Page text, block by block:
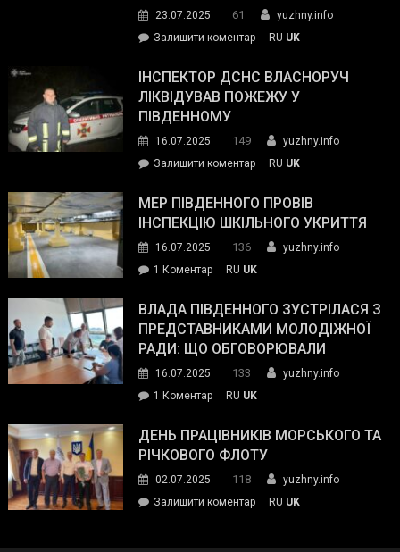
гуманітарну
допомогу
23.07.2025 61
yuzhny.info
Залишити коментарon
провів
нараду
силових
та
органів:
«Наш
спільний
окупанти.
Маємо
діяти
команда
RU UK
ІНСПЕКТОР ДСНС ВЛАСНОРУЧ
ЛІКВІДУВАВ ПОЖЕЖУ У
ПІВДЕННОМУ
16.07.2025 149
yuzhny.info
Залишити коментарon
ДСНС
власноруч
пожежу
у
RU UK
МЕР ПІВДЕННОГО ПРОВІВ
ІНСПЕКЦІЮ ШКІЛЬНОГО УКРИТТЯ
16.07.2025 136
yuzhny.info
1 Коментардо
Південного
провів
інспекцію
укриття
RU UK
ВЛАДА ПІВДЕННОГО ЗУСТРІЛАСЯ З
ПРЕДСТАВНИКАМИ МОЛОДІЖНОЇ
РАДИ: ЩО ОБГОВОРЮВАЛИ
16.07.2025 133
yuzhny.info
1 Коментардо
Південного
зустрілася
представниками
молодіжної
RU UK
ДЕНЬ ПРАЦІВНИКІВ МОРСЬКОГО ТА
РІЧКОВОГО ФЛОТУ
02.07.2025 118
yuzhny.info
Залишити коментарon
RU UK